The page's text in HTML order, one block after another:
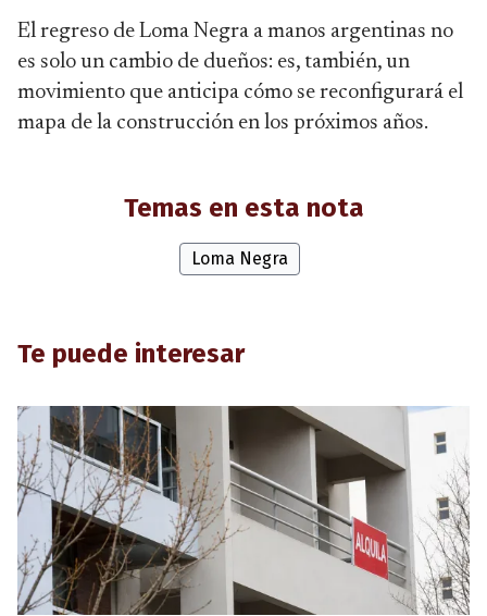
El regreso de Loma Negra a manos argentinas no
es solo un cambio de dueños: es, también, un
movimiento que anticipa cómo se reconfigurará el
mapa de la construcción en los próximos años.
Temas en esta nota
Loma Negra
Te puede interesar